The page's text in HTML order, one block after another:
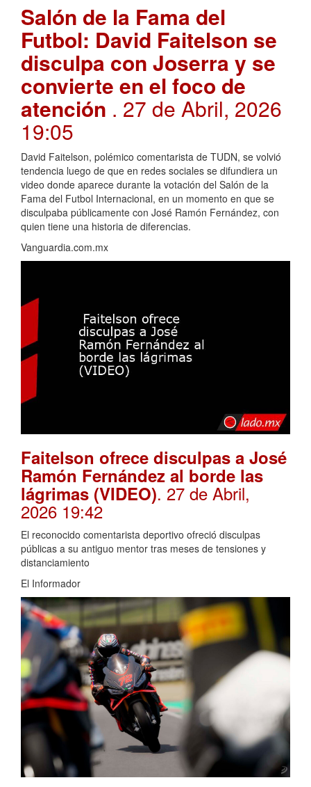
Salón de la Fama del
Futbol: David Faitelson se
disculpa con Joserra y se
convierte en el foco de
atención . 27 de Abril, 2026
19:05
David Faitelson, polémico comentarista de TUDN, se volvió
tendencia luego de que en redes sociales se difundiera un
video donde aparece durante la votación del Salón de la
Fama del Futbol Internacional, en un momento en que se
disculpaba públicamente con José Ramón Fernández, con
quien tiene una historia de diferencias.
Vanguardia.com.mx
Faitelson ofrece disculpas a José
Ramón Fernández al borde las
lágrimas (VIDEO). 27 de Abril,
2026 19:42
El reconocido comentarista deportivo ofreció disculpas
públicas a su antiguo mentor tras meses de tensiones y
distanciamiento
El Informador